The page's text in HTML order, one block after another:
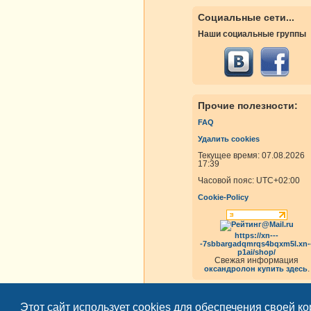
Этот сайт использует cookies для обеспечения своей
Социальные сети...
Наши социальные группы
Прочие полезности:
FAQ
Удалить cookies
Текущее время: 07.08.2026
17:39
Часовой пояс: UTC+02:00
Cookie-Policy
https://xn---
-
p1ai/shop/
Свежая информация
оксандролон купить здесь.